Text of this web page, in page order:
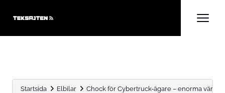
Startsida Elbilar Chock för Cybertruck-ägare – enorma